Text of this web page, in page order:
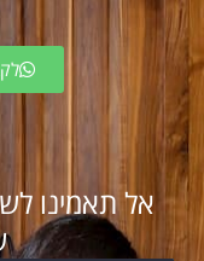
אל תאמינו